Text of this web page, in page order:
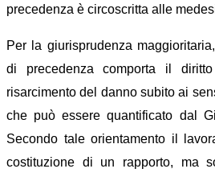
precedenza è circoscritta alle
Per la giurisprudenza maggioritaria,
di precedenza comporta il diritto
risarcimento del danno subito ai
che può essere quantificato dal G
Secondo tale orientamento il
costituzione di un rapporto, ma